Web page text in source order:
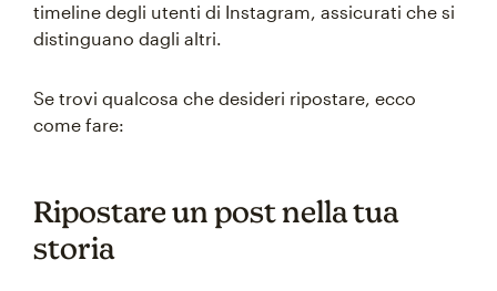
timeline degli utenti di Instagram, assicurati che si
distinguano dagli altri.
Se trovi qualcosa che desideri ripostare, ecco
come fare:
Ripostare un post nella tua
storia